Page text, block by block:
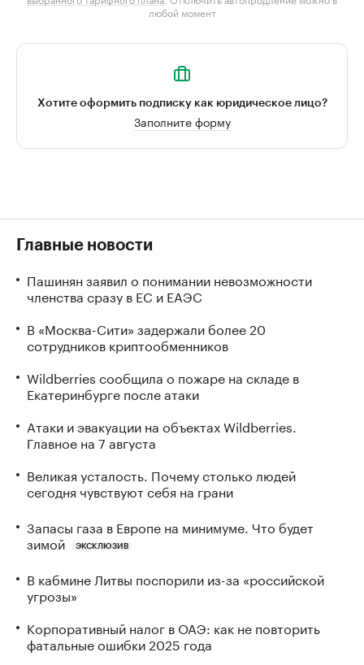
любой момент
Хотите оформить подписку как юридическое лицо?
Заполните форму
Главные новости
Пашинян заявил о понимании невозможности
членства сразу в ЕС и ЕАЭС
В «Москва-Сити» задержали более 20
сотрудников криптообменников
Wildberries сообщила о пожаре на складе в
Екатеринбурге после атаки
Атаки и эвакуации на объектах Wildberries.
Главное на 7 августа
Великая усталость. Почему столько людей
сегодня чувствуют себя на грани
Запасы газа в Европе на минимуме. Что будет
зимой
ЭКСКЛЮЗИВ
В кабмине Литвы поспорили из-за «российской
угрозы»
Корпоративный налог в ОАЭ: как не повторить
фатальные ошибки 2025 года